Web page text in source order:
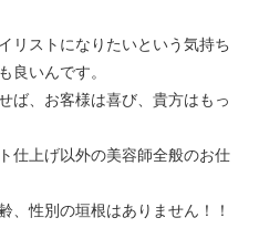
リストになりたいという気持ち
良いんです。
ば、お客様は喜び、貴方はもっ
仕上げ以外の美容師全般のお仕
、性別の垣根はありません！！